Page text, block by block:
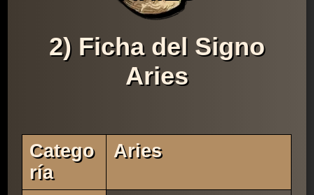
2) Ficha del Signo
Aries
Catego
Ría
Aries